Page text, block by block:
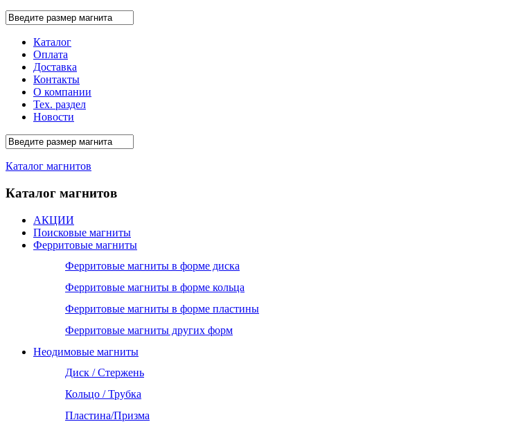
Каталог
Оплата
Доставка
Контакты
О компании
Тех. раздел
Новости
Каталог магнитов
Каталог магнитов
АКЦИИ
Поисковые магниты
Ферритовые магниты
Ферритовые магниты в форме диска
Ферритовые магниты в форме кольца
Ферритовые магниты в форме пластины
Ферритовые магниты других форм
Неодимовые магниты
Диск / Стержень
Кольцо / Трубка
Пластина/Призма